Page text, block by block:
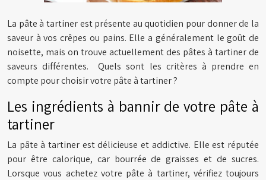
La pâte à tartiner est présente au quotidien pour donner de la
saveur à vos crêpes ou pains. Elle a généralement le goût de
noisette, mais on trouve actuellement des pâtes à tartiner de
saveurs différentes. Quels sont les critères à prendre en
compte pour choisir votre pâte à tartiner ?
Les ingrédients à bannir de votre pâte à
tartiner
La pâte à tartiner est délicieuse et addictive. Elle est réputée
pour être calorique, car bourrée de graisses et de sucres.
Lorsque vous achetez votre pâte à tartiner, vérifiez toujours